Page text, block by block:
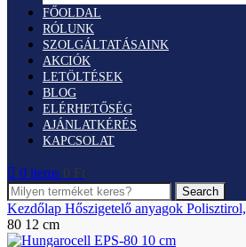
FŐOLDAL
RÓLUNK
SZOLGÁLTATÁSAINK
AKCIÓK
LETÖLTÉSEK
BLOG
ELÉRHETŐSÉG
AJÁNLATKÉRÉS
KAPCSOLAT
0 items 0 Ft
Search
Kezdőlap Hőszigetelő anyagok
80 12 cm